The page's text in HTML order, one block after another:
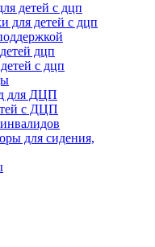
детей с дцп
для детей с дцп
дцп
с дцп
для ДЦП
с ДЦП
для сидения,